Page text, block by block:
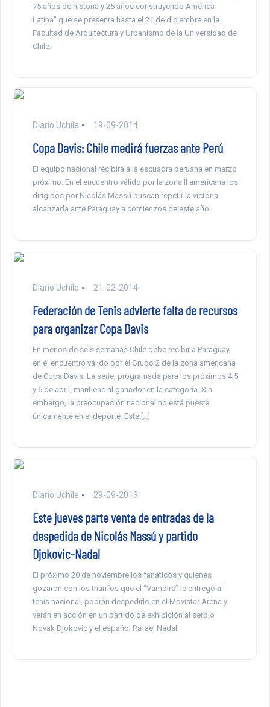
75 años de historia y 25 años construyendo América
Latina” que se presenta hasta el 21 de diciembre en la
Facultad de Arquitectura y Urbanismo de la Universidad de
Chile.
Diario Uchile 19-09-2014
Copa Davis: Chile medirá fuerzas ante Perú
El equipo nacional recibirá a la escuadra peruana en marzo
próximo. En el encuentro válido por la zona II americana los
dirigidos por Nicolás Massú buscan repetir la victoria
alcanzada ante Paraguay a comienzos de este año.
Diario Uchile 21-02-2014
Federación de Tenis advierte falta de recursos
para organizar Copa Davis
En menos de seis semanas Chile debe recibir a Paraguay,
en el encuentro válido por el Grupo 2 de la zona americana
de Copa Davis. La serie, programada para los próximos 4,5
y 6 de abril, mantiene al ganador en la categoría. Sin
embargo, la preocupación nacional no está puesta
únicamente en el deporte. Este […]
Diario Uchile 29-09-2013
Este jueves parte venta de entradas de la
despedida de Nicolás Massú y partido
Djokovic-Nadal
El próximo 20 de noviembre los fanáticos y quienes
gozaron con los triunfos que el “Vampiro” le entregó al
tenis nacional, podrán despedirlo en el Movistar Arena y
verán en acción en un partido de exhibición al serbio
Novak Djokovic y el español Rafael Nadal.